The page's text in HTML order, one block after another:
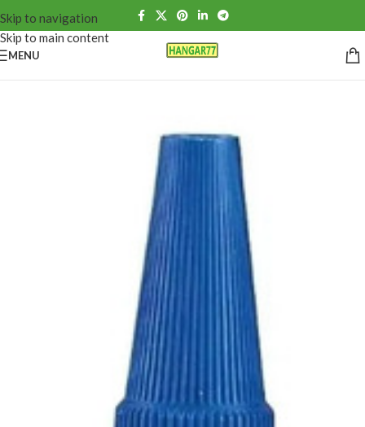
Skip to navigation
Skip to main content
MENU